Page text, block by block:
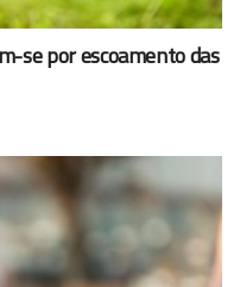
se por escoamento das